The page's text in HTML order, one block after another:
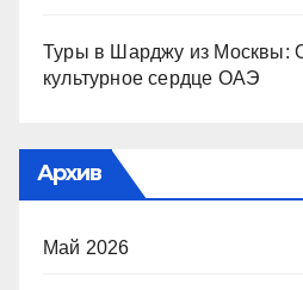
Туры в Шарджу из Москвы:
культурное сердце ОАЭ
Архив
Май 2026